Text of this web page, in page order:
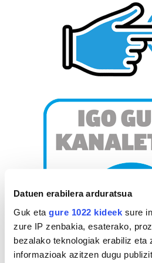
Datuen erabilera arduratsua
Guk eta gure 1022 kideek sure
zure IP zenbakia, esaterako,
bezalako teknologiak erabiliz eta
informazioak azitzen dugu